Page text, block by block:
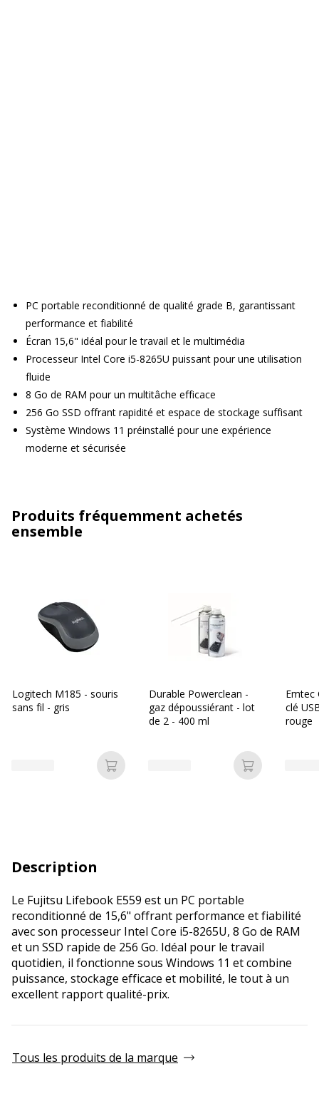
PC portable reconditionné de qualité grade B, garantissant
performance et fiabilité
Écran 15,6" idéal pour le travail et le multimédia
Processeur Intel Core i5-8265U puissant pour une utilisation
fluide
8 Go de RAM pour un multitâche efficace
256 Go SSD offrant rapidité et espace de stockage suffisant
Système Windows 11 préinstallé pour une expérience
moderne et sécurisée
Produits fréquemment achetés
ensemble
Logitech M185 - souris
sans fil - gris
Ajouter au panier
Durable Powerclean -
gaz dépoussiérant - lot
de 2 - 400 ml
Ajouter au
Emtec
clé
rouge
Description
Le Fujitsu Lifebook E559 est un PC portable
reconditionné de 15,6" offrant performance et fiabilité
avec son processeur Intel Core i5-8265U, 8 Go de RAM
et un SSD rapide de 256 Go. Idéal pour le travail
quotidien, il fonctionne sous Windows 11 et combine
puissance, stockage efficace et mobilité, le tout à un
excellent rapport qualité-prix.
Tous les produits de la marque